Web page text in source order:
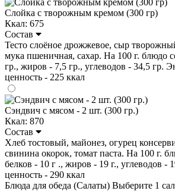
Слойка с творожным кремом (300 гр)
Ккал: 675
Состав
Тесто слоёное дрожжевое, сыр
мука пшеничная, сахар. На 100 г. блюдо
гр., жиров - 7,5 гр., углеводов - 34,5 гр.
ценность - 225 ккал
Сэндвич с мясом - 2 шт. (300 гр.)
Ккал: 870
Состав
Хлеб тостовый, майонез, огурец
свинина окорок, томат паста. На 100 г.
белков - 10 г ., жиров - 19 г., углеводов -
ценность - 290 ккал
Блюда для обеда (Салаты) Выберите 1